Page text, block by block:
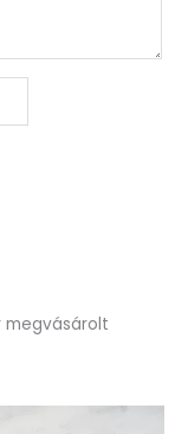
megvásárolt